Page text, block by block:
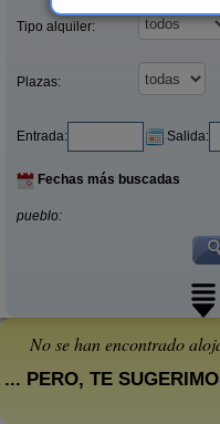
Tipo alquiler:
Plazas:
Entrada: Salida:
Fechas más buscadas
pueblo:
No se han encontrado
... PERO, TE